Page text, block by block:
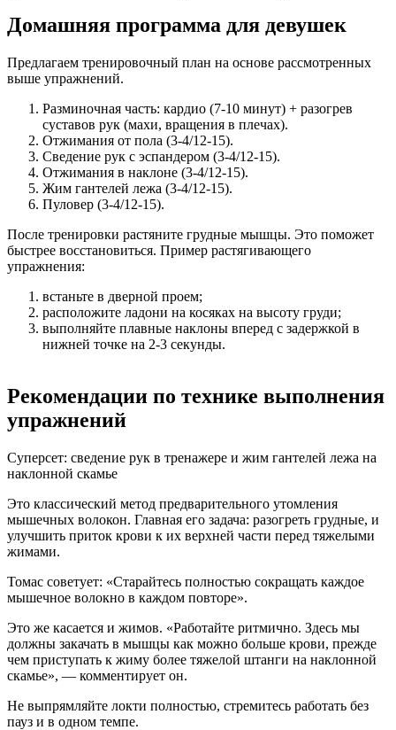
Домашняя программа для девушек
Предлагаем тренировочный план на основе рассмотренных
выше упражнений.
Разминочная часть: кардио (7-10 минут) + разогрев
суставов рук (махи, вращения в плечах).
Отжимания от пола (3-4/12-15).
Сведение рук с эспандером (3-4/12-15).
Отжимания в наклоне (3-4/12-15).
Жим гантелей лежа (3-4/12-15).
Пуловер (3-4/12-15).
После тренировки растяните грудные мышцы. Это поможет
быстрее восстановиться. Пример растягивающего
упражнения:
встаньте в дверной проем;
расположите ладони на косяках на высоту груди;
выполняйте плавные наклоны вперед с задержкой в
нижней точке на 2-3 секунды.
Рекомендации по технике выполнения
упражнений
Суперсет: сведение рук в тренажере и жим гантелей лежа на
наклонной скамье
Это классический метод предварительного утомления
мышечных волокон. Главная его задача: разогреть грудные, и
улучшить приток крови к их верхней части перед тяжелыми
жимами.
Томас советует: «Старайтесь полностью сокращать каждое
мышечное волокно в каждом повторе».
Это же касается и жимов. «Работайте ритмично. Здесь мы
должны закачать в мышцы как можно больше крови, прежде
чем приступать к жиму более тяжелой штанги на наклонной
скамье», — комментирует он.
Не выпрямляйте локти полностью, стремитесь работать без
пауз и в одном темпе.